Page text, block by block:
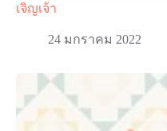
เจิญเจ้า
24 มกราคม 2022